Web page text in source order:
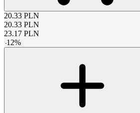
20.33 PLN
20.33 PLN
23.17 PLN
-12%